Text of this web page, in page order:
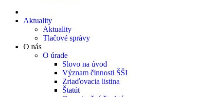
Aktuality
Aktuality
Tlačové správy
O nás
O úrade
Slovo na úvod
Význam činnosti ŠŠI
Zriaďovacia listina
Štatút